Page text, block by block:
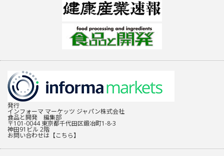
発行
インフォーマ マーケッツ ジャパン株式会社
食品と開発 編集部
〒101-0044 東京都千代田区鍛冶町1-8-3
神田91ビル 2階
お問い合わせは 【こちら】